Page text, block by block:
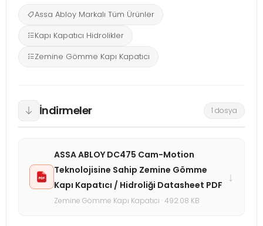
Assa Abloy Markalı Tüm Ürünler
Kapı Kapatıcı Hidrolikler
Zemine Gömme Kapı Kapatıcı
İndirmeler 1 dosya
ASSA ABLOY DC475 Cam-Motion
Teknolojisine Sahip Zemine Gömme
Kapı Kapatıcı / Hidroliği Datasheet PDF
Zemine Gömme Kapı Kapatıcı · 492.08 KB
↓